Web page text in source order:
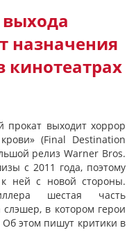
выхода
назначения
кинотеатрах
прокат выходит хоррор
(Final Destination
релиз Warner Bros.
с 2011 года, поэтому
ней с новой стороны.
шестая часть
слэшер, в котором герои
этом пишут критики в